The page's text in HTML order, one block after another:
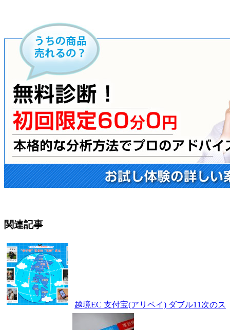
関連記事
越境EC 支付宝(アリペイ) ダブル11次のス